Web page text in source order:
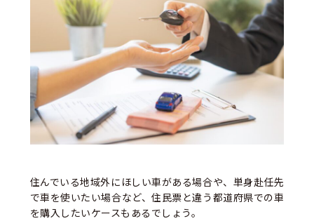
住んでいる地域外にほしい車がある場合や、単身赴任先
で車を使いたい場合など、住民票と違う都道府県での車
を購入したいケースもあるでしょう。